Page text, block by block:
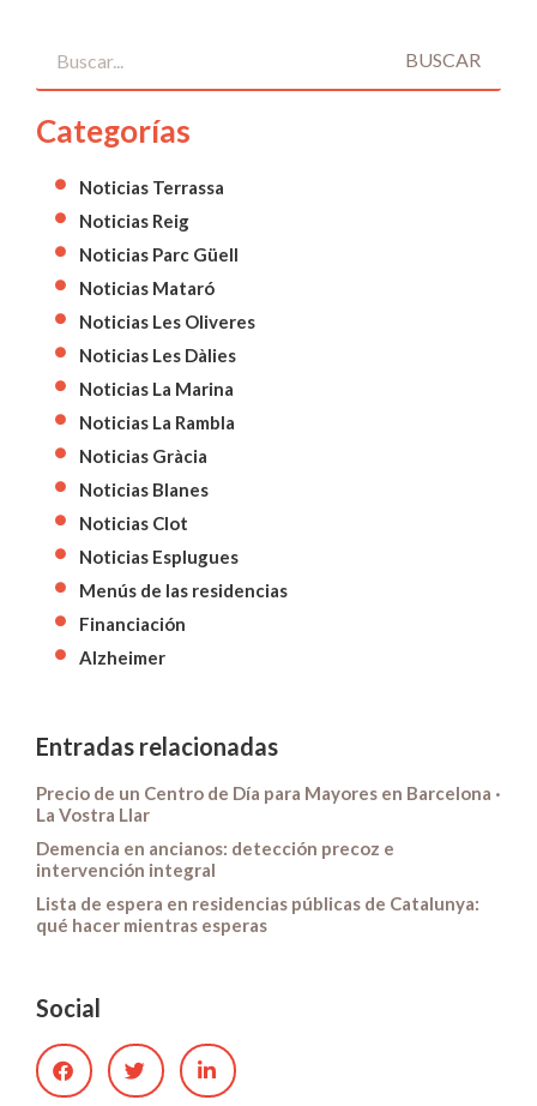
BUSCAR
Categorías
Noticias Terrassa
Noticias Reig
Noticias Parc Güell
Noticias Mataró
Noticias Les Oliveres
Noticias Les Dàlies
Noticias La Marina
Noticias La Rambla
Noticias Gràcia
Noticias Blanes
Noticias Clot
Noticias Esplugues
Menús de las residencias
Financiación
Alzheimer
Entradas relacionadas
Precio de un Centro de Día para Mayores en Barcelona ·
La Vostra Llar
Demencia en ancianos: detección precoz e
intervención integral
Lista de espera en residencias públicas de Catalunya:
qué hacer mientras esperas
Social